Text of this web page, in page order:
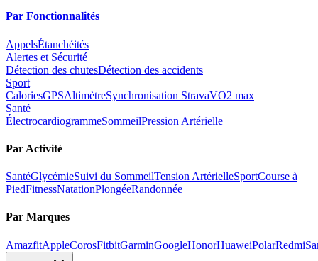
Par Fonctionnalités
AppelsÉtanchéités
Alertes et Sécurité
Détection des chutesDétection des accidents
Sport
CaloriesGPSAltimètreSynchronisation StravaVO2 max
Santé
ÉlectrocardiogrammeSommeilPression Artérielle
Par Activité
SantéGlycémieSuivi du SommeilTension ArtérielleSportCourse à
PiedFitnessNatationPlongéeRandonnée
Par Marques
AmazfitAppleCorosFitbitGarminGoogleHonorHuaweiPolarRedmi